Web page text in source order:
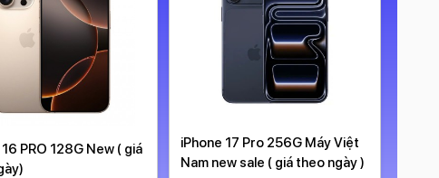
PRO 128G New ( giá
iPhone 17 Pro 256G Máy Việt
Nam new sale ( giá theo ngày )